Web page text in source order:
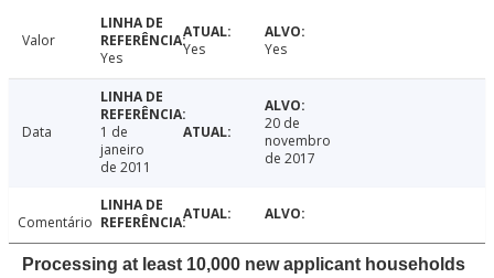
Valor
Yes
Yes Yes
Data
1 de
janeiro
de 2011
20 de
novembro
de 2017
Comentário
Processing at least 10,000 new applicant households